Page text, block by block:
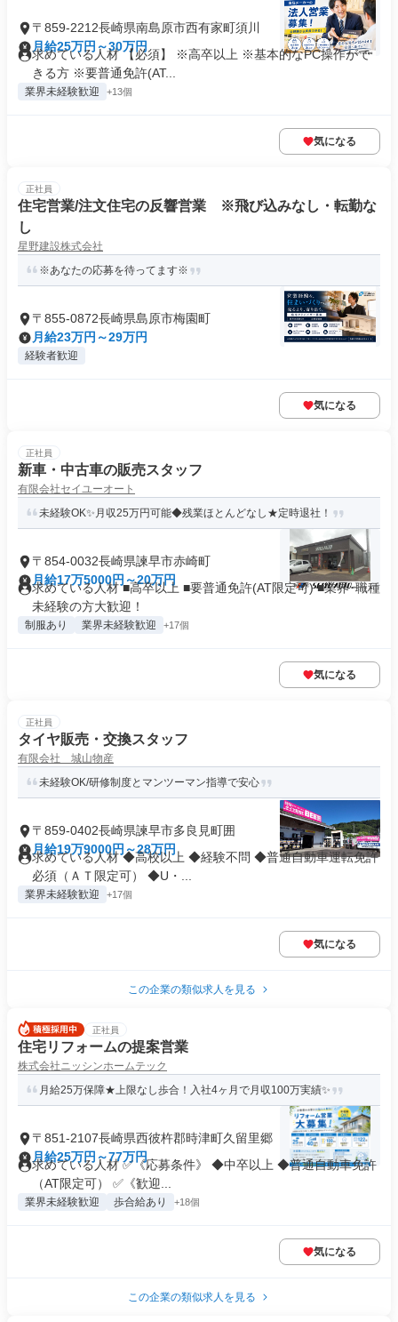
〒859-2212長崎県南島原市西有家町須川
月給25万円～30万円
求めている人材 【必須】 ※高卒以上 ※基本的なPC操作がで
きる方 ※要普通免許(AT...
業界未経験歓迎 +13個
気になる
正社員
住宅営業/注文住宅の反響営業 ※飛び込みなし・転勤な
し
星野建設株式会社
※あなたの応募を待ってます※
〒855-0872長崎県島原市梅園町
月給23万円～29万円
経験者歓迎
気になる
正社員
新車・中古車の販売スタッフ
有限会社セイユーオート
未経験OK✨月収25万円可能◆残業ほとんどなし★定時退社！
〒854-0032長崎県諫早市赤崎町
月給17万5000円～20万円
求めている人材 ■高卒以上 ■要普通免許(AT限定可) ■業界･職種
未経験の方大歓迎！
制服あり 業界未経験歓迎 +17個
気になる
正社員
タイヤ販売・交換スタッフ
有限会社 城山物産
未経験OK/研修制度とマンツーマン指導で安心
〒859-0402長崎県諫早市多良見町囲
月給19万9000円～28万円
求めている人材 ◆高校以上 ◆経験不問 ◆普通自動車運転免許
必須（ＡＴ限定可） ◆U・...
業界未経験歓迎 +17個
気になる
この企業の類似求人を見る
正社員
住宅リフォームの提案営業
株式会社ニッシンホームテック
月給25万保障★上限なし歩合！入社4ヶ月で月収100万実績✨
〒851-2107長崎県西彼杵郡時津町久留里郷
月給25万円～77万円
求めている人材 ✅《応募条件》 ◆中卒以上 ◆普通自動車免許
（AT限定可） ✅《歓迎...
業界未経験歓迎 歩合給あり +18個
気になる
この企業の類似求人を見る